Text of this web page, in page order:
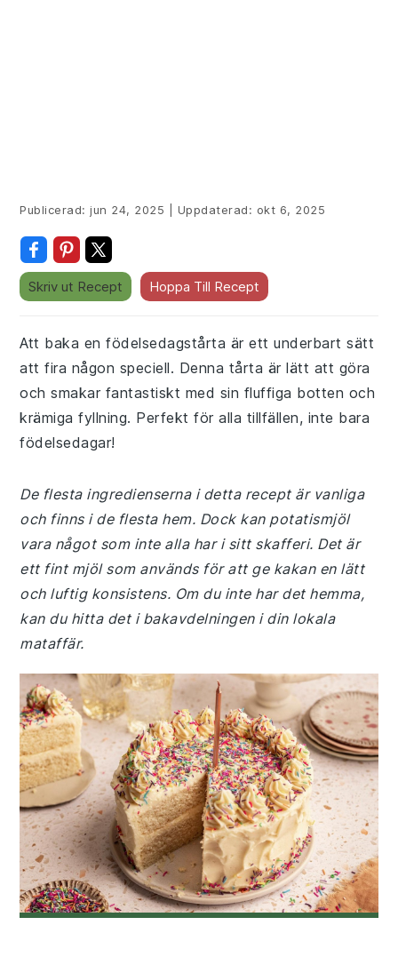
Publicerad:jun 24, 2025 Uppdaterad: okt 6, 2025
Skriv ut Recept Hoppa Till Recept
Att baka en födelsedagstårta är ett underbart sätt
att fira någon speciell. Denna tårta är lätt att göra
och smakar fantastiskt med sin fluffiga botten och
krämiga fyllning. Perfekt för alla tillfällen, inte bara
födelsedagar!
De flesta ingredienserna i detta recept är vanliga
och finns i de flesta hem. Dock kan potatismjöl
vara något som inte alla har i sitt skafferi. Det är
ett fint mjöl som används för att ge kakan en lätt
och luftig konsistens. Om du inte har det hemma,
kan du hitta det i bakavdelningen i din lokala
mataffär.